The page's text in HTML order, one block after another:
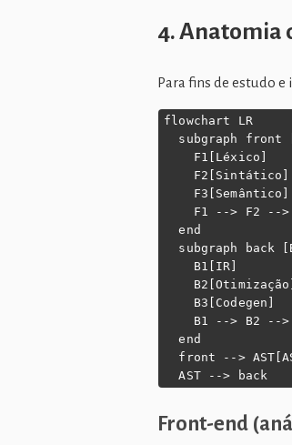
4. Anatomia
Para fins de estudo
flowchart LR
subgraph front
    F1[Léxico]
    F2[Sintático]
    F3[Semântico]
F1 --> F2 -->
  end
subgraph back
    B1[IR]
    B2[Otimização]
    B3[Codegen]
B1 --> B2 -->
  end
front -->
  AST --> back
Front-end